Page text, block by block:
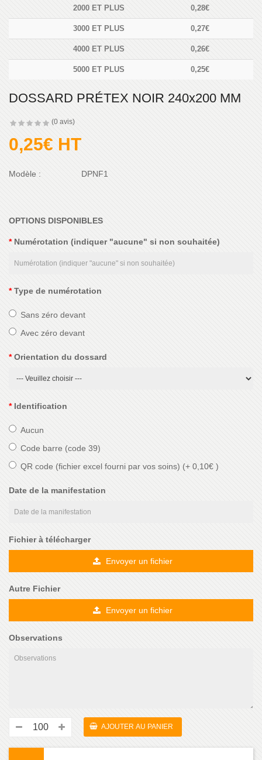
2000 ET PLUS 0,28€
3000 ET PLUS 0,27€
4000 ET PLUS 0,26€
5000 ET PLUS 0,25€
DOSSARD PRÉTEX NOIR 240x200 MM
(0 avis)
0,25€
Modèle : DPNF1
OPTIONS DISPONIBLES
Numérotation (indiquer "aucune" si non souhaitée)
Type de numérotation
Sans zéro devant
Avec zéro devant
Orientation du dossard
Identification
Aucun
Code barre (code 39)
QR code (fichier excel fourni par vos soins) (+ 0,10€ )
Date de la manifestation
Fichier à télécharger
Envoyer un fichier
Autre Fichier
Envoyer un fichier
Observations